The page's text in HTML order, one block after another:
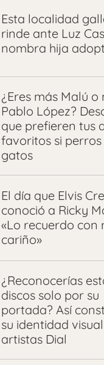
Esta localidad
rinde ante Luz
nombra hija
¿Eres más Malú o
Pablo López?
que prefieren tus
favoritos si perros
gatos
El día que Elvis
conoció a Ricky
«Lo recuerdo con
cariño»
¿Reconocerías
discos solo por su
portada? Así
su identidad
artistas Dial